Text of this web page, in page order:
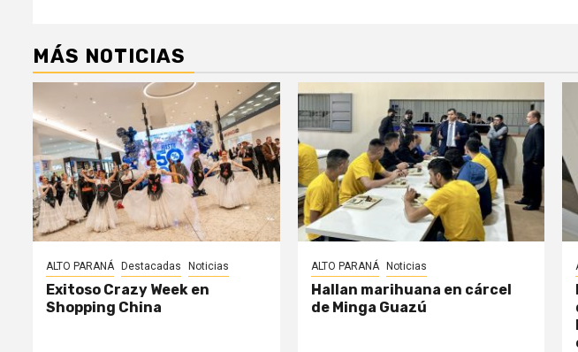
MÁS NOTICIAS
ALTO PARANÁ Destacadas Noticias
Exitoso Crazy Week en
Shopping China
ALTO PARANÁ Noticias
Hallan marihuana en cárcel
de Minga Guazú